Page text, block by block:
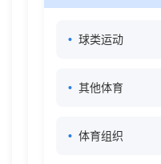
球类运动
其他体育
体育组织